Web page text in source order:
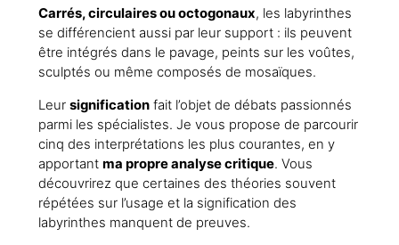
Carrés, circulaires ou octogonaux, les labyrinthes
se différencient aussi par leur support : ils peuvent
être intégrés dans le pavage, peints sur les voûtes,
sculptés ou même composés de mosaïques.
Leur significationfait l’objet de débats passionnés
parmi les spécialistes. Je vous propose de parcourir
cinq des interprétations les plus courantes, en y
apportant ma propre analyse critique. Vous
découvrirez que certaines des théories souvent
répétées sur l’usage et la signification des
labyrinthes manquent de preuves.